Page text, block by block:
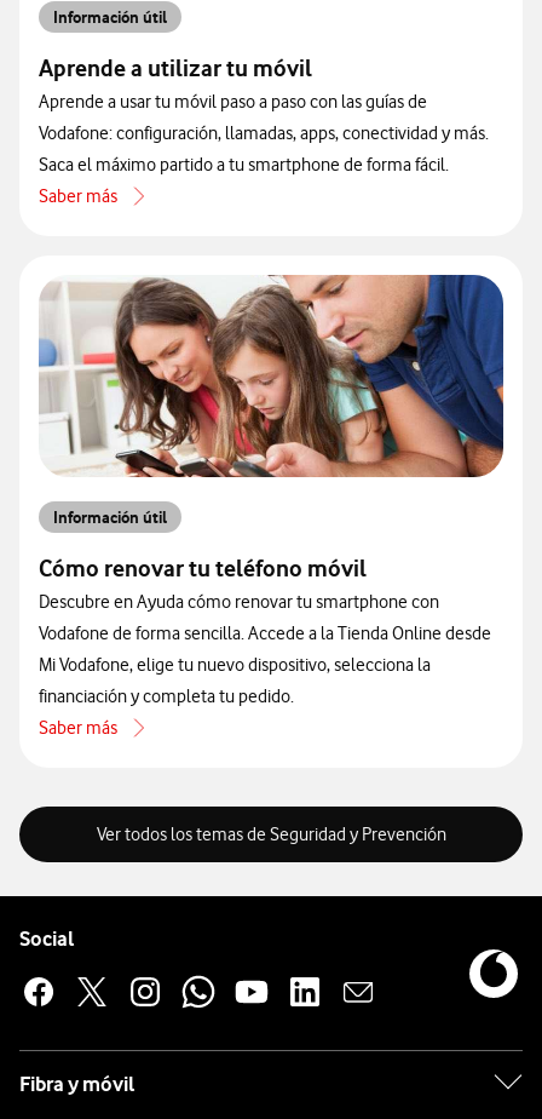
Información útil
Aprende a utilizar tu móvil
Aprende a usar tu móvil paso a paso con las guías de
Vodafone: configuración, llamadas, apps, conectividad y más.
Saca el máximo partido a tu smartphone de forma fácil.
Saber más
acerca de Aprende a utilizar tu móvil
Información útil
Cómo renovar tu teléfono móvil
Descubre en Ayuda cómo renovar tu smartphone con
Vodafone de forma sencilla. Accede a la Tienda Online desde
Mi Vodafone, elige tu nuevo dispositivo, selecciona la
financiación y completa tu pedido.
Saber más
acerca de Cómo renovar tu teléfono móvil
Ver todos los temas de Seguridad y Prevención
Social
Fibra y móvil